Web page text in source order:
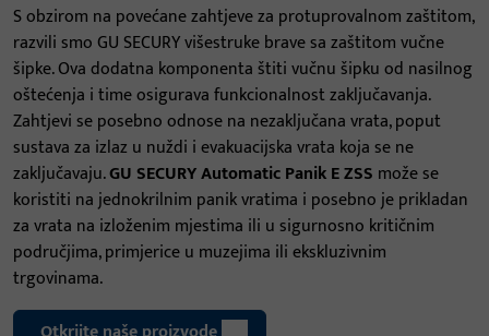
S obzirom na povećane zahtjeve za protuprovalnom zaštitom,
razvili smo GU SECURY višestruke brave sa zaštitom vučne
šipke. Ova dodatna komponenta štiti vučnu šipku od nasilnog
oštećenja i time osigurava funkcionalnost zaključavanja.
Zahtjevi se posebno odnose na nezaključana vrata, poput
sustava za izlaz u nuždi i evakuacijska vrata koja se ne
zaključavaju.GU SECURY Automatic Panik E ZSS može se
koristiti na jednokrilnim panik vratima i posebno je prikladan
za vrata na izloženim mjestima ili u sigurnosno kritičnim
područjima, primjerice u muzejima ili ekskluzivnim
trgovinama.